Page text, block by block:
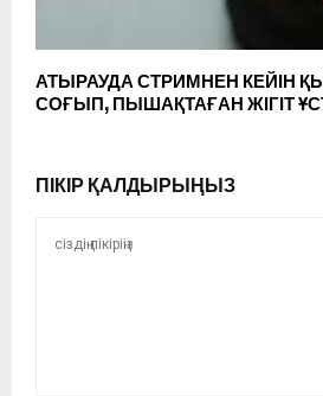
АТЫРАУДА СТРИМНЕН КЕЙІН
СОҒЫП, ПЫШАҚТАҒАН ЖІГІТ
ПІКІР ҚАЛДЫРЫҢЫЗ